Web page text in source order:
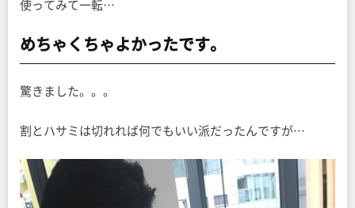
使ってみて一転…
めちゃくちゃよかったです。
驚きました。。。
割とハサミは切れれば何でもいい派だったんですが…